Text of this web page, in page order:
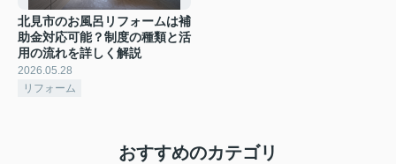
北見市のお風呂リフォームは補
助金対応可能？制度の種類と活
用の流れを詳しく解説
2026.05.28
リフォーム
おすすめのカテゴリ